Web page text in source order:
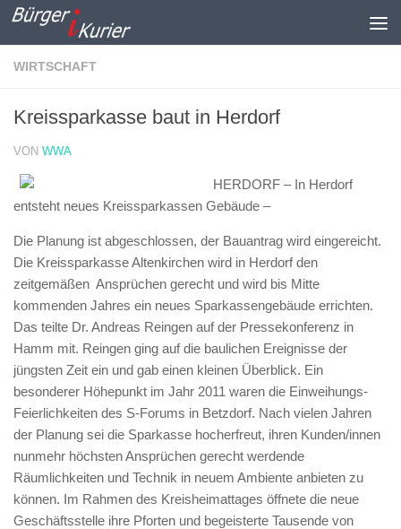
Zum Inhalt springen
WIRTSCHAFT
Kreissparkasse baut in Herdorf
VON WWA
HERDORF – In Herdorf
entsteht neues Kreissparkassen Gebäude –
Die Planung ist abgeschlossen, der Bauantrag wird eingereicht.
Die Kreissparkasse Altenkirchen wird in Herdorf den
zeitgemäßen Ansprüchen gerecht und wird bis Mitte
kommenden Jahres ein neues Sparkassengebäude errichten.
Das teilte Dr. Andreas Reingen auf der Pressekonferenz in
Hamm mit. Reingen ging auf die baulichen Ereignisse der
jüngsten Zeit ein und gab einen kleinen Überblick. Ein
besonderer Höhepunkt im Jahr 2011 waren die Einweihungs-
Feierlichkeiten des S-Forums in Betzdorf. Nach vielen Jahren
der Planung sei die Sparkasse hocherfreut, ihren Kunden/innen
nunmehr höchsten Ansprüchen gerecht werdende
Räumlichkeiten und Technik in neuem Ambiente anbieten zu
können. Im Rahmen des Kreisheimattages öffnete die neue
Geschäftsstelle ihre Pforten und begeisterte Tausende von